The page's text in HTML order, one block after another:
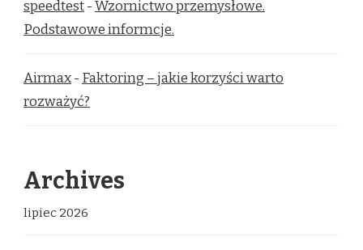
speedtest-Wzornictwo przemysłowe.
Podstawowe informcje.
Airmax- Faktoring – jakie korzyści warto
rozważyć?
Archives
lipiec 2026